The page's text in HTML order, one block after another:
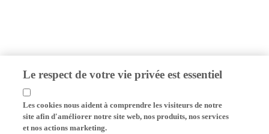
Le respect de votre vie privée est essentiel
Les cookies nous aident à comprendre les visiteurs de notre
site afin d'améliorer notre site web, nos produits, nos services
et nos actions marketing.